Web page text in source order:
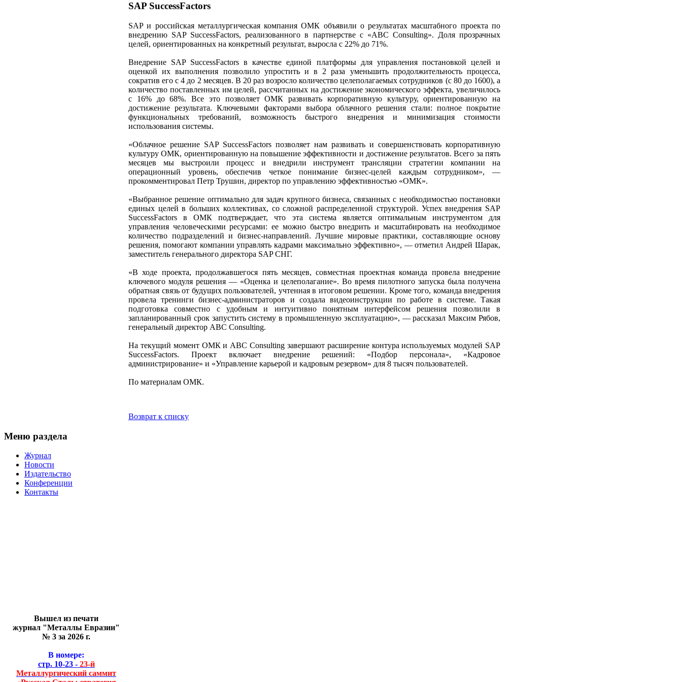
SAP SuccessFactors
SAP и российская металлургическая компания ОМК объявили о результатах масштабного проекта по
внедрению SAP SuccessFactors, реализованного в партнерстве с «ABC Consulting». Доля прозрачных
целей, ориентированных на конкретный результат, выросла с 22% до 71%.
Внедрение SAP SuccessFactors в качестве единой платформы для управления постановкой целей и
оценкой их выполнения позволило упростить и в 2 раза уменьшить продолжительность процесса,
сократив его с 4 до 2 месяцев. В 20 раз возросло количество целеполагаемых сотрудников (с 80 до 1600), а
количество поставленных им целей, рассчитанных на достижение экономического эффекта, увеличилось
с 16% до 68%. Все это позволяет ОМК развивать корпоративную культуру, ориентированную на
достижение результата. Ключевыми факторами выбора облачного решения стали: полное покрытие
функциональных требований, возможность быстрого внедрения и минимизация стоимости
использования системы.
«Облачное решение SAP SuccessFactors позволяет нам развивать и совершенствовать корпоративную
культуру ОМК, ориентированную на повышение эффективности и достижение результатов. Всего за пять
месяцев мы выстроили процесс и внедрили инструмент трансляции стратегии компании на
операционный уровень, обеспечив четкое понимание бизнес-целей каждым сотрудником», —
прокомментировал Петр Трушин, директор по управлению эффективностью «ОМК».
«Выбранное решение оптимально для задач крупного бизнеса, связанных с необходимостью постановки
единых целей в больших коллективах, со сложной распределенной структурой. Успех внедрения SAP
SuccessFactors в ОМК подтверждает, что эта система является оптимальным инструментом для
управления человеческими ресурсами: ее можно быстро внедрить и масштабировать на необходимое
количество подразделений и бизнес-направлений. Лучшие мировые практики, составляющие основу
решения, помогают компании управлять кадрами максимально эффективно», — отметил Андрей Шарак,
заместитель генерального директора SAP СНГ.
«В ходе проекта, продолжавшегося пять месяцев, совместная проектная команда провела внедрение
ключевого модуля решения — «Оценка и целеполагание». Во время пилотного запуска была получена
обратная связь от будущих пользователей, учтенная в итоговом решении. Кроме того, команда внедрения
провела тренинги бизнес-администраторов и создала видеоинструкции по работе в системе. Такая
подготовка совместно с удобным и интуитивно понятным интерфейсом решения позволили в
запланированный срок запустить систему в промышленную эксплуатацию», — рассказал Максим Рябов,
генеральный директор ABC Consulting.
На текущий момент ОМК и ABC Consulting завершают расширение контура используемых модулей SAP
SuccessFactors. Проект включает внедрение решений: «Подбор персонала», «Кадровое
администрирование» и «Управление карьерой и кадровым резервом» для 8 тысяч пользователей.
По материалам ОМК.
Возврат к списку
Меню раздела
Журнал
Новости
Издательство
Конференции
Контакты
Вышел из печати
журнал "Металлы Евразии"
№ 3 за 2026 г.
В номере:
стр. 10-23 -23-й
Металлургический саммит